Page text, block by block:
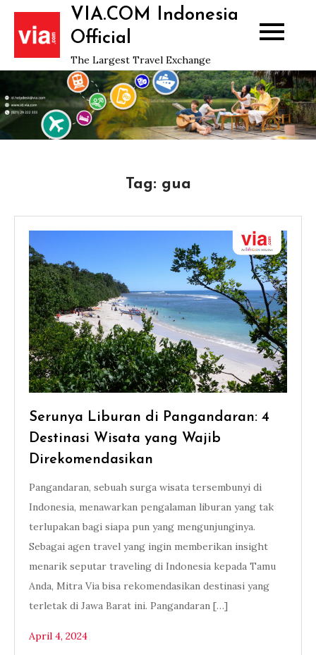
Skip
content
VIA.COM Indonesia
Official
The Largest Travel Exchange
Tag: gua
Serunya Liburan di Pangandaran: 4
Destinasi Wisata yang Wajib
Direkomendasikan
Pangandaran, sebuah surga wisata tersembunyi di
Indonesia, menawarkan pengalaman liburan yang tak
terlupakan bagi siapa pun yang mengunjunginya.
Sebagai agen travel yang ingin memberikan insight
menarik seputar traveling di Indonesia kepada Tamu
Anda, Mitra Via bisa rekomendasikan destinasi yang
terletak di Jawa Barat ini. Pangandaran […]
April 4, 2024